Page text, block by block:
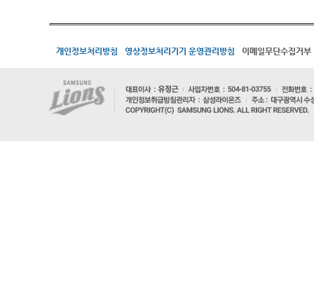
개인정보처리방침 영상정보처리기기 운영관리방침 이메일무단수집거부